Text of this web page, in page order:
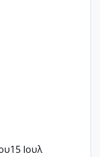
15 Ιουλ